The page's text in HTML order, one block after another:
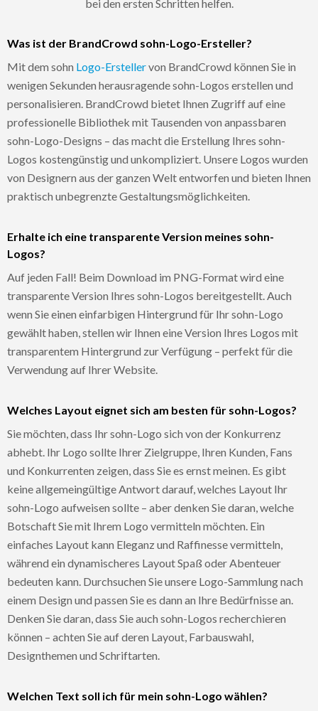
bei den ersten Schritten helfen.
Was ist der BrandCrowd sohn-Logo-Ersteller?
Mit dem sohn Logo-Erstellervon BrandCrowd können Sie in
wenigen Sekunden herausragende sohn-Logos erstellen und
personalisieren. BrandCrowd bietet Ihnen Zugriff auf eine
professionelle Bibliothek mit Tausenden von anpassbaren
sohn-Logo-Designs – das macht die Erstellung Ihres sohn-
Logos kostengünstig und unkompliziert. Unsere Logos wurden
von Designern aus der ganzen Welt entworfen und bieten Ihnen
praktisch unbegrenzte Gestaltungsmöglichkeiten.
Erhalte ich eine transparente Version meines sohn-
Logos?
Auf jeden Fall! Beim Download im PNG-Format wird eine
transparente Version Ihres sohn-Logos bereitgestellt. Auch
wenn Sie einen einfarbigen Hintergrund für Ihr sohn-Logo
gewählt haben, stellen wir Ihnen eine Version Ihres Logos mit
transparentem Hintergrund zur Verfügung – perfekt für die
Verwendung auf Ihrer Website.
Welches Layout eignet sich am besten für sohn-Logos?
Sie möchten, dass Ihr sohn-Logo sich von der Konkurrenz
abhebt. Ihr Logo sollte Ihrer Zielgruppe, Ihren Kunden, Fans
und Konkurrenten zeigen, dass Sie es ernst meinen. Es gibt
keine allgemeingültige Antwort darauf, welches Layout Ihr
sohn-Logo aufweisen sollte – aber denken Sie daran, welche
Botschaft Sie mit Ihrem Logo vermitteln möchten. Ein
einfaches Layout kann Eleganz und Raffinesse vermitteln,
während ein dynamischeres Layout Spaß oder Abenteuer
bedeuten kann. Durchsuchen Sie unsere Logo-Sammlung nach
einem Design und passen Sie es dann an Ihre Bedürfnisse an.
Denken Sie daran, dass Sie auch sohn-Logos recherchieren
können – achten Sie auf deren Layout, Farbauswahl,
Designthemen und Schriftarten.
Welchen Text soll ich für mein sohn-Logo wählen?